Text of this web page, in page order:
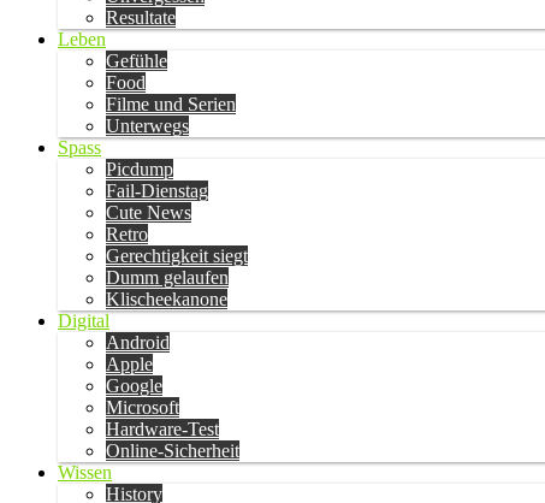
Resultate
Leben
Gefühle
Food
Filme und Serien
Unterwegs
Spass
Picdump
Fail-Dienstag
Cute News
Retro
Gerechtigkeit siegt
Dumm gelaufen
Klischeekanone
Digital
Android
Apple
Google
Microsoft
Hardware-Test
Online-Sicherheit
Wissen
History